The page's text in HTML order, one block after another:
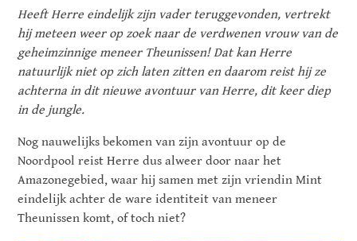
Heeft Herre eindelijk zijn vader teruggevonden, vertrekt
hij meteen weer op zoek naar de verdwenen vrouw van de
geheimzinnige meneer Theunissen! Dat kan Herre
natuurlijk niet op zich laten zitten en daarom reist hij ze
achterna in dit nieuwe avontuur van Herre, dit keer diep
in de jungle.
Nog nauwelijks bekomen van zijn avontuur op de
Noordpool reist Herre dus alweer door naar het
Amazonegebied, waar hij samen met zijn vriendin Mint
eindelijk achter de ware identiteit van meneer
Theunissen komt, of toch niet?